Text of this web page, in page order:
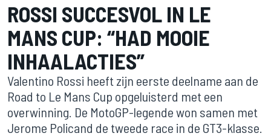
ROSSI SUCCESVOL IN LE
MANS CUP: “HAD MOOIE
INHAALACTIES”
Valentino Rossi heeft zijn eerste deelname aan de
Road to Le Mans Cup opgeluisterd met een
overwinning. De MotoGP-legende won samen met
Jerome Policand de tweede race in de GT3-klasse.